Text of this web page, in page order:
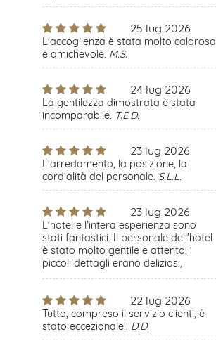
25 lug 2026
L'accoglienza è stata molto calorosa
e amichevole. M.S.
24 lug 2026
La gentilezza dimostrata è stata
incomparabile. T.E.D.
23 lug 2026
L'arredamento, la posizione, la
cordialità del personale. S.L.L.
23 lug 2026
L'hotel e l'intera esperienza sono
stati fantastici. Il personale dell'hotel
è stato molto gentile e attento, i
piccoli dettagli erano deliziosi,
bevande gratuite, macarons in
L'Occitaine nei bagni, un omaggio
alla partenza, un'esperienza
assolutamente meravigliosa. Lo
consiglio vivamente.L.M.C.
22 lug 2026
Tutto, compreso il servizio clienti, è
stato eccezionale!. D.D.